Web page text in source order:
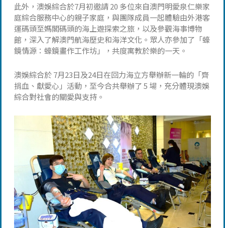
此外，澳娛綜合於7月初邀請 20 多位來自澳門明愛泉仁樂家
庭綜合服務中心的親子家庭，與團隊成員一起體驗由外港客
運碼頭至媽閣碼頭的海上遊探索之旅，以及參觀海事博物
館，深入了解澳門航海歷史和海洋文化。眾人亦參加了「蠔
鏡情源：蠔鏡畫作工作坊」，共度寓教於樂的一天。
澳娛綜合於 7月23日及24日在回力海立方舉辦新一輪的「齊
捐血、獻愛心」活動，至今合共舉辦了 5 場，充分體現澳娛
綜合對社會的關愛與支持。